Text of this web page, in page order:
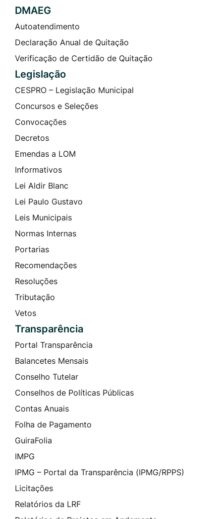
DMAEG
Autoatendimento
Declaração Anual de Quitação
Verificação de Certidão de Quitação
Legislação
CESPRO – Legislação Municipal
Concursos e Seleções
Convocações
Decretos
Emendas a LOM
Informativos
Lei Aldir Blanc
Lei Paulo Gustavo
Leis Municipais
Normas Internas
Portarias
Recomendações
Resoluções
Tributação
Vetos
Transparência
Portal Transparência
Balancetes Mensais
Conselho Tutelar
Conselhos de Políticas Públicas
Contas Anuais
Folha de Pagamento
GuiraFolia
IMPG
IPMG – Portal da Transparência (IPMG/RPPS)
Licitações
Relatórios da LRF